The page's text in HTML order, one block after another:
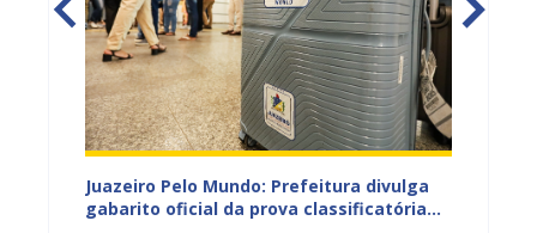
Juazeiro Pelo Mundo: Prefeitura divulga
gabarito oficial da prova classificatória